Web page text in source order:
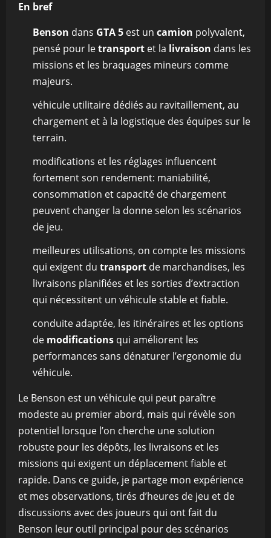
En bref
Benson dans GTA 5 est un camion polyvalent,
pensé pour letransport et la livraison dans les
missions et les braquages mineurs comme
majeurs.
véhicule utilitaire dédiés au ravitaillement, au
chargement et à la logistique des équipes sur le
terrain.
modifications et les réglages influencent
fortement son rendement: maniabilité,
consommation et capacité de chargement
peuvent changer la donne selon les scénarios
de jeu.
meilleures utilisations, on compte les missions
qui exigent du transport de marchandises, les
livraisons planifiées et les sorties d’extraction
qui nécessitent un véhicule stable et fiable.
conduite adaptée, les itinéraires et les options
de modifications qui améliorent les
performances sans dénaturer l’ergonomie du
véhicule.
Le Benson est un véhicule qui peut paraître
modeste au premier abord, mais qui révèle son
potentiel lorsque l’on cherche une solution
robuste pour les dépôts, les livraisons et les
missions qui exigent un déplacement fiable et
rapide. Dans ce guide, je partage mon expérience
et mes observations, tirés d’heures de jeu et de
discussions avec des joueurs qui ont fait du
Benson leur outil principal pour des scénarios